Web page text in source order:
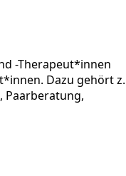
-Therapeut*innen
Dazu gehört z.
Paarberatung,